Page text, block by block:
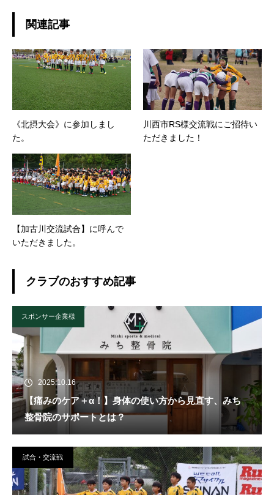
関連記事
《北摂大会》に参加しまし
た。
川西市RS様交流戦にご招待い
ただきました！
【加古川交流試合】に呼んで
いただきました。
クラブのおすすめ記事
スポンサー企業様
2025.10.16
【痛みのケア＋α！】身体の使い方から見直す、みち
整骨院のサポートとは？
試合・交流戦